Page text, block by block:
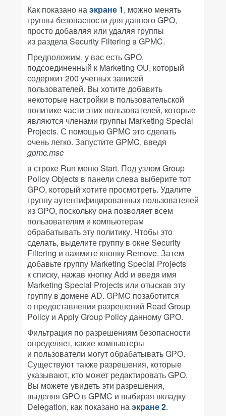
Как показано наэкране 1, можно менять
группы безопасности для данного GPO,
просто добавляя или удаляя группы
из раздела Security Filtering в GPMC.
Предположим, у вас есть GPO,
подсоединенный к Marketing OU, который
содержит 200 учетных записей
пользователей. Вы хотите добавить
некоторые настройки в пользовательской
политике части этих пользователей, которые
являются членами группы Marketing Special
Projects. С помощью GPMC это сделать
очень легко. Запустите GPMC, введя
gpmc.msc
в строке Run меню Start. Под узлом Group
Policy Objects в панели слева выберите тот
GPO, который хотите просмотреть. Удалите
группу аутентифицированных пользователей
из GPO, поскольку она позволяет всем
пользователям и компьютерам
обрабатывать эту политику. Чтобы это
сделать, выделите группу в окне Security
Filtering и нажмите кнопку Remove. Затем
добавьте группу Marketing Special Projects
к списку, нажав кнопку Add и введя имя
Marketing Special Projects или отыскав эту
группу в домене AD. GPMC позаботится
о предоставлении разрешений Read Group
Policy и Apply Group Policy данному GPO.
Фильтрация по разрешениям безопасности
определяет, какие компьютеры
и пользователи могут обрабатывать GPO.
Существуют также разрешения, которые
указывают, кто может редактировать GPO.
Вы можете увидеть эти разрешения,
выделяя GPO в GPMC и выбирая вкладку
Delegation, как показано наэкране 2.